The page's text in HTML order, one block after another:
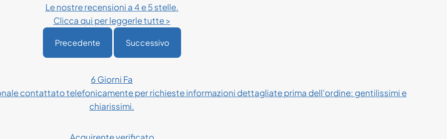
Le nostre recensioni a 4 e 5 stelle.
Clicca qui per leggerle tutte >
Precedente Successivo
6 Giorni Fa
contattato telefonicamente per richieste informazioni dettagliate prima dell'ordine: gentilissimi e
chiarissimi.